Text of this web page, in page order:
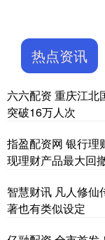
热点资讯
六六配资 重庆江北
突破16万人次
指盈配资网 银行理
现理财产品最大回
智慧财讯 凡人修仙
著也有类似设定